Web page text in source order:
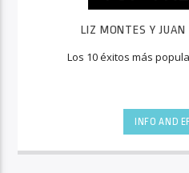
LIZ MONTES Y
Los 10 éxitos más
INFO AND